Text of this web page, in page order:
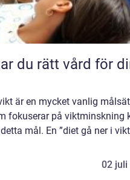
du rätt vård för
är en mycket vanlig
fokuserar på viktminskning
mål. En ”diet gå ner i
02 juli